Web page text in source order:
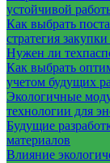
устойчивой
Как выбрать
стратегия
Нужен ли
Как выбрать
учетом будущих
Экологичные
технологии для
Будущие
материалов
Влияние